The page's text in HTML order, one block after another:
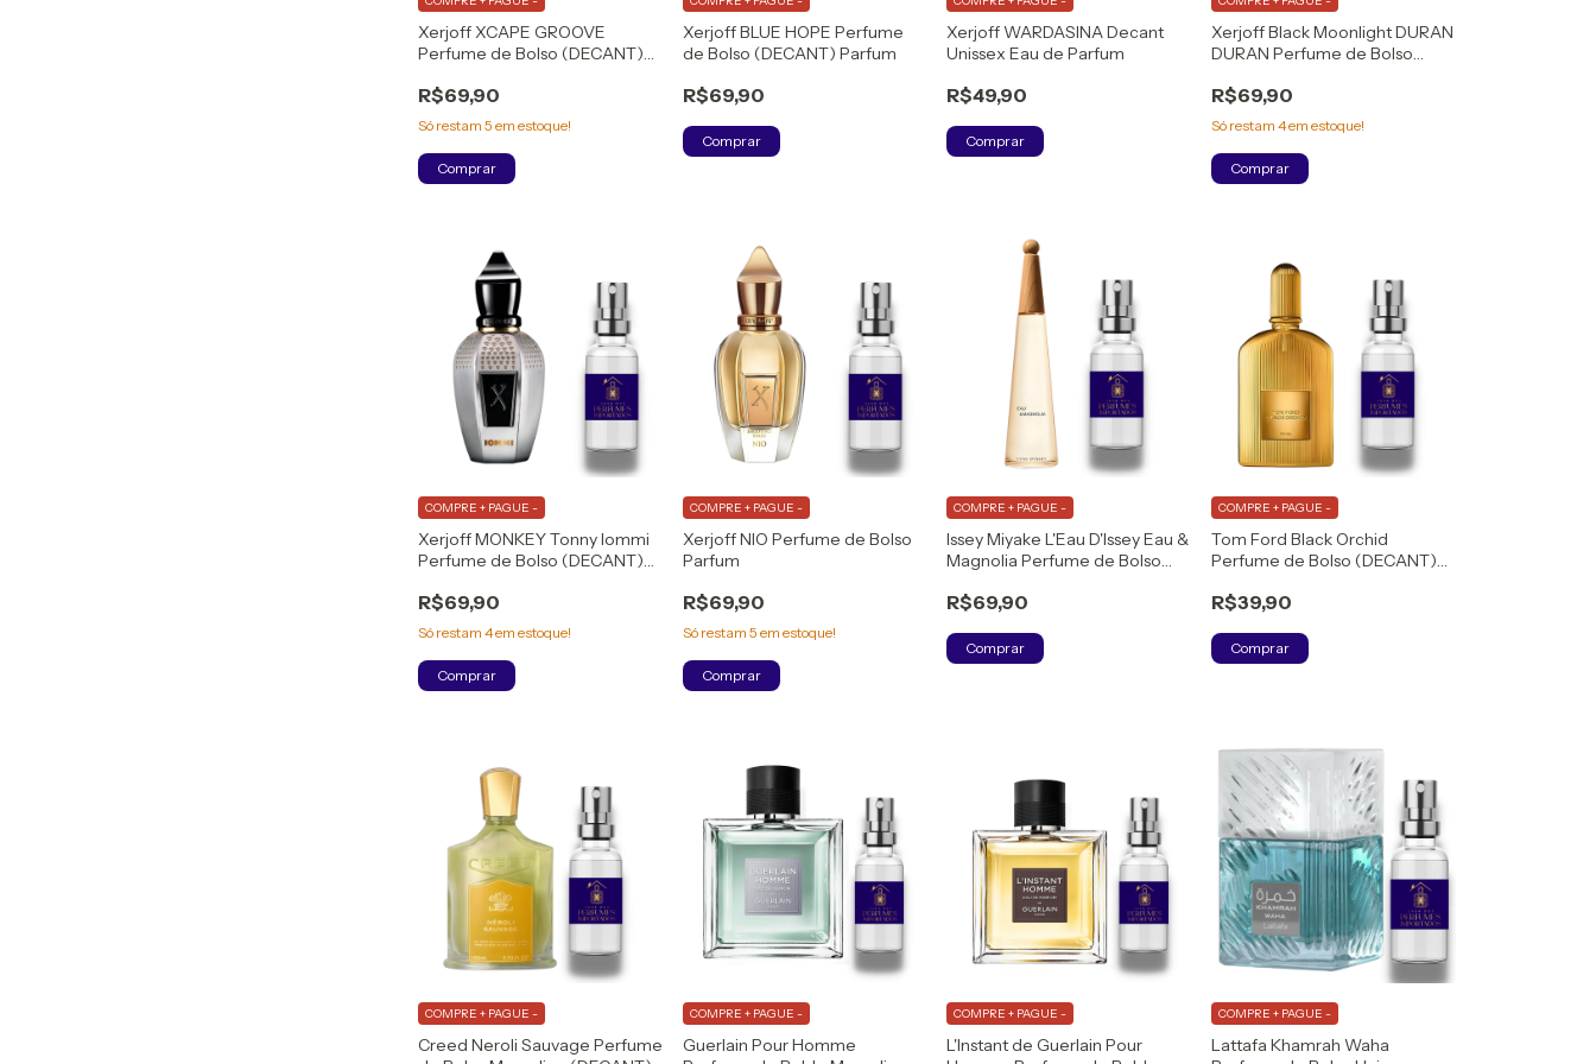
Xerjoff XCAPE GROOVE
Perfume de Bolso (DECANT)
R$69,90
Só restam5 em estoque!
Comprar
Xerjoff BLUE HOPE Perfume
de Bolso (DECANT) Parfum
R$69,90
Comprar
Xerjoff WARDASINA Decant
Unissex Eau de Parfum
R$49,90
Comprar
Xerjoff Black Moonlight DURAN
DURAN Perfume de Bolso
R$69,90
Só restam 4em estoque!
Comprar
Xerjoff MONKEY Tonny Iommi
Perfume de Bolso (DECANT)
R$69,90
COMPRE + PAGUE -
Só restam4em estoque!
Comprar
Xerjoff NIO Perfume de Bolso
Parfum
R$69,90
COMPRE + PAGUE -
Só restam 5 em estoque!
Comprar
Issey Miyake L'Eau D'Issey Eau &
Magnolia Perfume de Bolso
Toilette
R$69,90
COMPRE + PAGUE -
Comprar
Tom Ford Black Orchid
Perfume de Bolso (DECANT)
R$39,90
COMPRE + PAGUE -
Comprar
Creed Neroli Sauvage Perfume
COMPRE + PAGUE -
Guerlain Pour Homme
COMPRE + PAGUE -
L'Instant de Guerlain Pour
COMPRE + PAGUE -
Lattafa Khamrah Waha
COMPRE + PAGUE -